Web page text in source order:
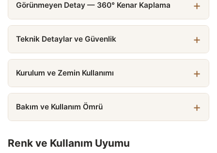
Görünmeyen Detay — 360° Kenar Kaplama
Teknik Detaylar ve Güvenlik
Kurulum ve Zemin Kullanımı
Bakım ve Kullanım Ömrü
Renk ve Kullanım Uyumu